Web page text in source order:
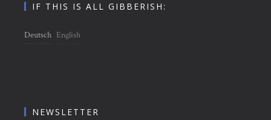
IF THIS IS ALL GIBBERISH:
Deutsch English
NEWSLETTER